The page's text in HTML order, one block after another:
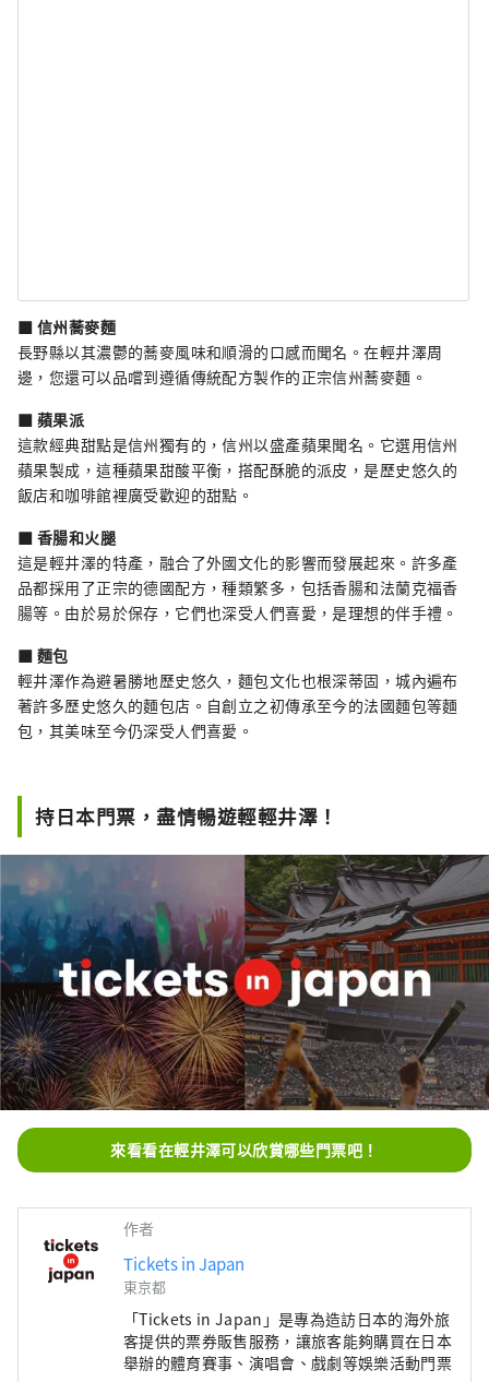
■ 信州蕎麥麵
長野縣以其濃鬱的蕎麥風味和順滑的口感而聞名。在輕井澤周
邊，您還可以品嚐到遵循傳統配方製作的正宗信州蕎麥麵。
■ 蘋果派
這款經典甜點是信州獨有的，信州以盛產蘋果聞名。它選用信州
蘋果製成，這種蘋果甜酸平衡，搭配酥脆的派皮，是歷史悠久的
飯店和咖啡館裡廣受歡迎的甜點。
■ 香腸和火腿
這是輕井澤的特產，融合了外國文化的影響而發展起來。許多產
品都採用了正宗的德國配方，種類繁多，包括香腸和法蘭克福香
腸等。由於易於保存，它們也深受人們喜愛，是理想的伴手禮。
■ 麵包
輕井澤作為避暑勝地歷史悠久，麵包文化也根深蒂固，城內遍布
著許多歷史悠久的麵包店。自創立之初傳承至今的法國麵包等麵
包，其美味至今仍深受人們喜愛。
持日本門票，盡情暢遊輕輕井澤！
來看看在輕井澤可以欣賞哪些門票吧！
作者
Tickets in Japan
東京都
「Tickets in Japan」是專為造訪日本的海外旅
客提供的票券販售服務，讓旅客能夠購買在日本
舉辦的體育賽事、演唱會、戲劇等娛樂活動門票